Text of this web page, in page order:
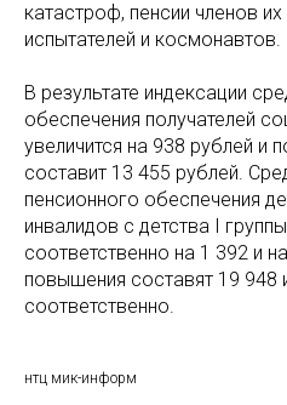
катастроф, пенсии членов
испытателей и космонавтов.
В результате индексации
обеспечения получателей
увеличится на 938 рублей и
составит 13 455 рублей.
пенсионного обеспечения
инвалидов с детства I
соответственно на 1 392 и
повышения составят 19 948
соответственно.
нтц мик-информ